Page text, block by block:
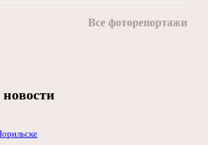
Все фоторепортажи